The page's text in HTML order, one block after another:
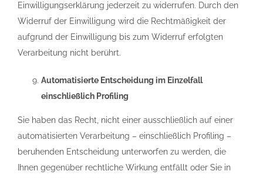
Einwilligungserklärung jederzeit zu widerrufen. Durch den
Widerruf der Einwilligung wird die Rechtmäßigkeit der
aufgrund der Einwilligung bis zum Widerruf erfolgten
Verarbeitung nicht berührt.
Automatisierte Entscheidung im Einzelfall
einschließlich Profiling
Sie haben das Recht, nicht einer ausschließlich auf einer
automatisierten Verarbeitung – einschließlich Profiling –
beruhenden Entscheidung unterworfen zu werden, die
Ihnen gegenüber rechtliche Wirkung entfällt oder Sie in